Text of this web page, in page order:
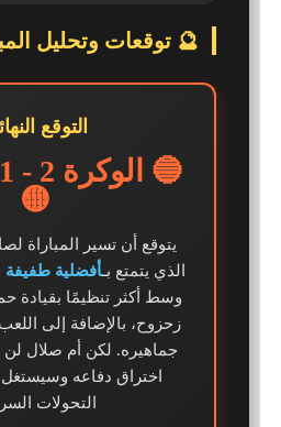
🔮 توقعات وتحليل
التوقع
🟡
يتوقع أن تسير المباراة
الذي يتمتع بـأفضلية طفيفة
وسط أكثر تنظيمًا بقيادة
زحزوح، بالإضافة إلى
جماهيره. لكن أم صلال
اختراق دفاعه
التحولات